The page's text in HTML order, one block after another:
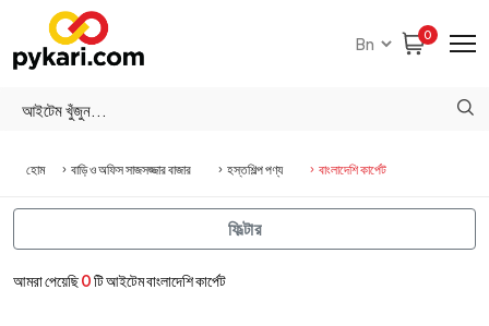
0
হোম বাড়ি ও অফিস সাজসজ্জার বাজার হস্তশিল্প পণ্য বাংলাদেশি কার্পেট
আমরা পেয়েছি0টি আইটেম বাংলাদেশি কার্পেট
ফিল্টার